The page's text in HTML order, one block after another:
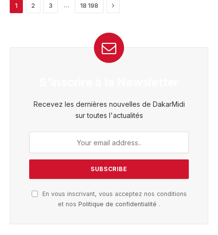
1 2 3 … 18 198 Next
Recevez les dernières nouvelles de DakarMidi
sur toutes l'actualités
En vous inscrivant, vous acceptez nos conditions
et nos Politique de confidentialité .